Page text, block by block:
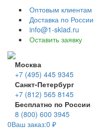
Оптовым клиентам
Доставка по России
info@1-sklad.ru
Оставить заявку
Москва
+7 (495) 445 9345
Санкт-Петербург
+7 (812) 565 8145
Бесплатно по России
8 (800) 600 3945
0Ваш заказ:0 ₽